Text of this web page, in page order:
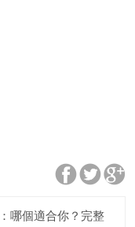
哪個適合你？完整